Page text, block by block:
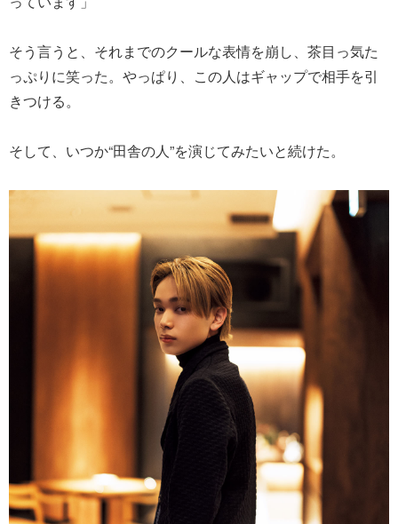
そう言うと、それまでのクールな表情を崩し、茶目っ気た
っぷりに笑った。やっぱり、この人はギャップで相手を引
きつける。
そして、いつか“田舎の人”を演じてみたいと続けた。